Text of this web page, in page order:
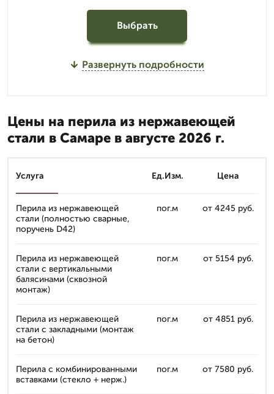
Выбрать
Развернуть подробности
Цены на перила из нержавеющей
стали в Самаре в августе 2026 г.
Услуга Ед.Изм. Цена
Перила из нержавеющей
стали (полностью сварные,
поручень D42)
пог.м от 4245 руб.
Перила из нержавеющей
стали с вертикальными
балясинами (сквозной
монтаж)
пог.м от 5154 руб.
Перила из нержавеющей
стали с закладными (монтаж
на бетон)
пог.м от 4851 руб.
Перила с комбинированными
вставками (стекло + нерж.)
пог.м от 7580 руб.